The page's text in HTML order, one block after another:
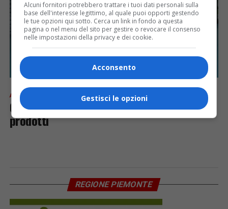
ATTUALITÀ
Con la CRI raccolti 30 scatoloni di
prodotti
REGIONE PIEMONTE
Alcuni fornitori potrebbero trattare i tuoi dati personali sulla
base dell'interesse legittimo, al quale puoi opporti gestendo
le tue opzioni qui sotto. Cerca un link in fondo a questa
pagina o nel menu del sito per gestire o revocare il consenso
nelle impostazioni della privacy e dei cookie.
Acconsento
Gestisci le opzioni